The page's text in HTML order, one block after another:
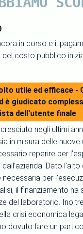
in corso e il
del costo pubblico
utile ed efficace -
è giudicato
dell'utente finale
negli ultimi
in misura delle nuove
reperire per
Dato
necessaria per
il finanziamento
del laboratorio.
crisi economica
dovuto fare un